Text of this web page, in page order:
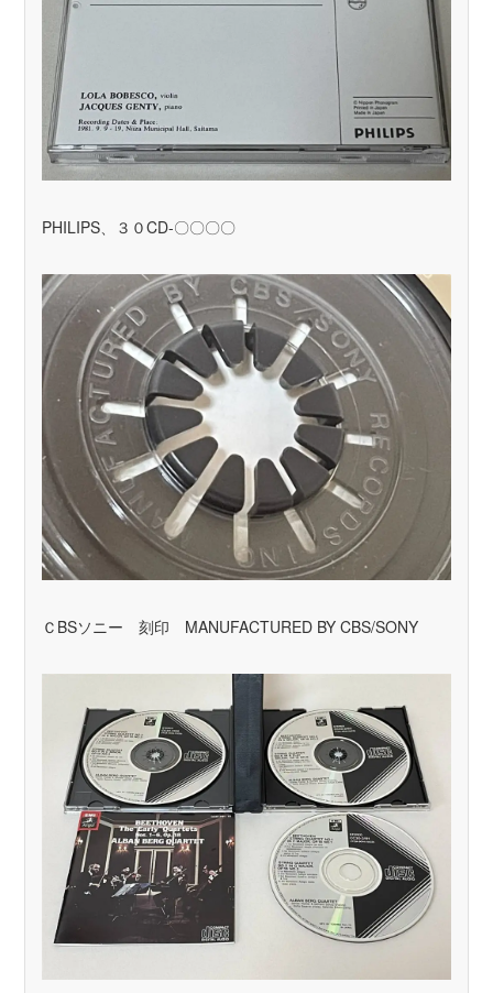
PHILIPS、３０CD-〇〇〇〇
ＣBSソニー 刻印 MANUFACTURED BY CBS/SONY